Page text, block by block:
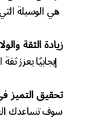
هي الوسيلة
زيادة الثقة
إيجابيًا يعزز
تحقيق التميز
سوف تساعدك